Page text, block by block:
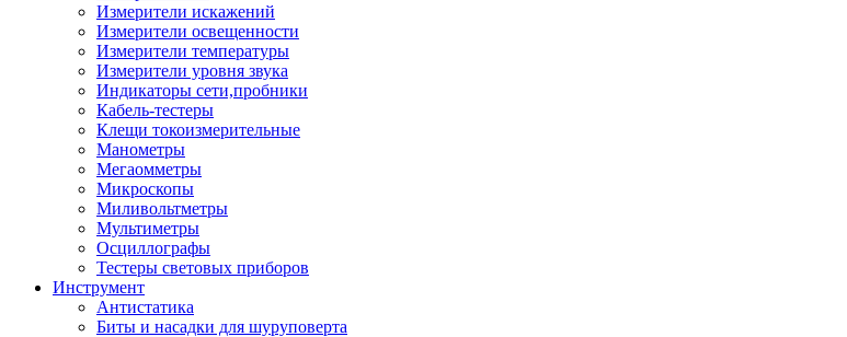
Измерители искажений
Измерители освещенности
Измерители температуры
Измерители уровня звука
Индикаторы сети,пробники
Кабель-тестеры
Клещи токоизмерительные
Манометры
Мегаомметры
Микроскопы
Миливольтметры
Мультиметры
Осциллографы
Тестеры световых приборов
Инструмент
Антистатика
Биты и насадки для шуруповерта